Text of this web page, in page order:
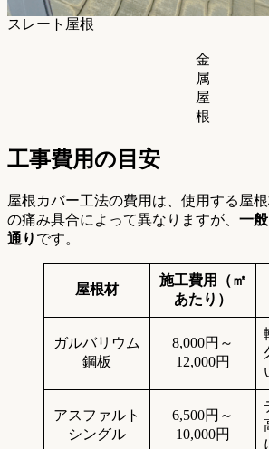
スレート屋根
金
属
屋
根
工事費用の目安
屋根カバー工法の費用は、使用する屋
の痛み具合によって異なりますが、 一
通り です。
屋根材
施工費用（㎡
あたり）
ガルバリウム
鋼板
8,000円～
12,000円
アスファルト
シングル
6,500円～
10,000円